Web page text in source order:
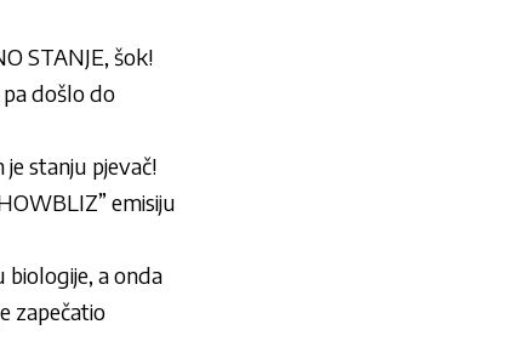
STANJE, šok!
pa došlo do
stanju pjevač!
emisiju
biologije, a onda
zapečatio